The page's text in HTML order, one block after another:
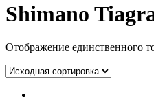
Shimano
Отображение единственного